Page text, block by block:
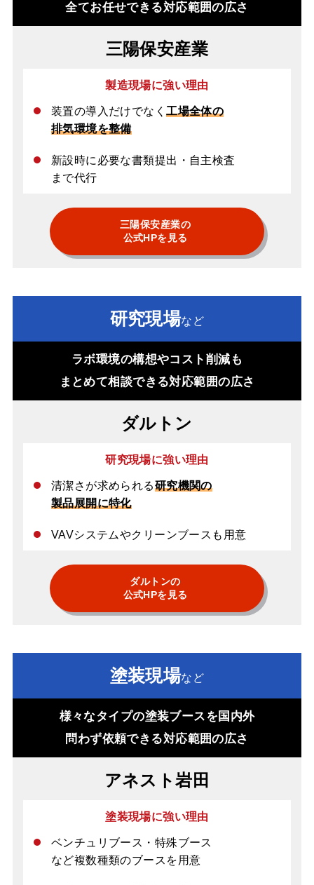
全てお任せできる対応範囲の広さ
三陽保安産業
製造現場に強い理由
装置の導入だけでなく工場全体の
排気環境を整備
新設時に必要な書類提出・自主検査
まで代行
三陽保安産業の
公式HPを見る
研究現場など
ラボ環境の構想やコスト削減も
まとめて相談できる対応範囲の広さ
ダルトン
研究現場に強い理由
清潔さが求められる研究機関の
製品展開に特化
VAVシステムやクリーンブースも用意
ダルトンの
公式HPを見る
塗装現場など
様々なタイプの塗装ブースを国内外
問わず依頼できる対応範囲の広さ
アネスト岩田
塗装現場に強い理由
ベンチュリブース・特殊ブース
など複数種類のブースを用意